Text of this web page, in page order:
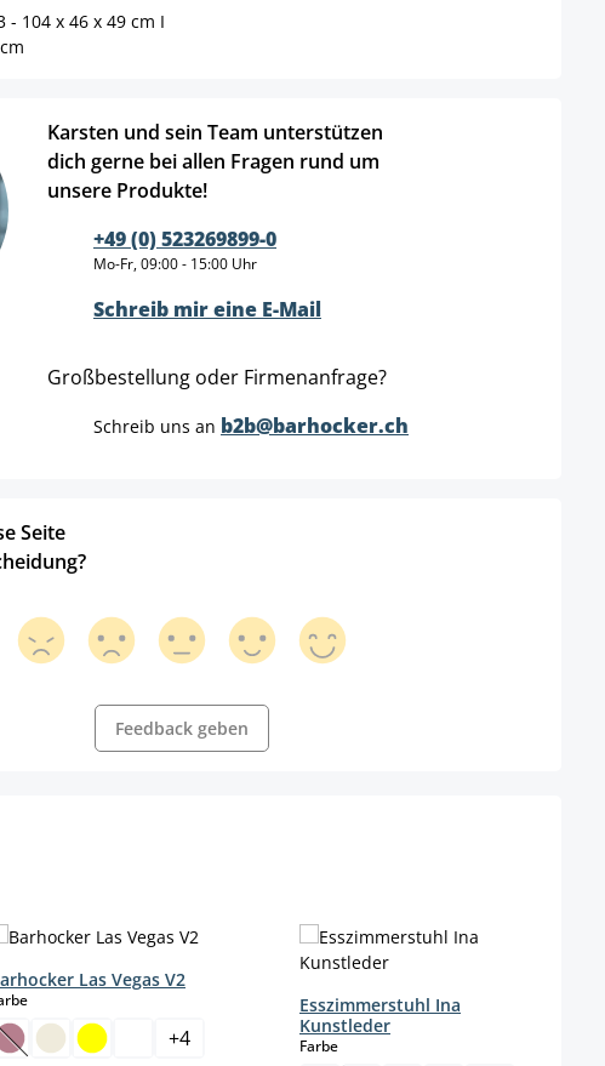
- 104 x 46 x 49 cm I
Karsten und sein Team unterstützen
dich gerne bei allen Fragen rund um
unsere Produkte!
+49 (0) 523269899-0
Mo-Fr, 09:00 - 15:00 Uhr
Schreib mir eine E-Mail
Großbestellung oder Firmenanfrage?
Schreib uns an b2b@barhocker.ch
Seite
Feedback geben
Las Vegas V2
auswählen
(Diese Option ist zurzeit nicht verfügbar.)
+4
Esszimmerstuhl Ina
Kunstleder
Farbeauswählen